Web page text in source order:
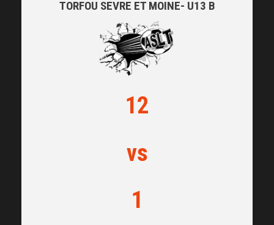
TORFOU SEVRE ET MOINE- U13 B
12
vs
1